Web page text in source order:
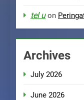
tel uon
Archives
July 2026
June 2026